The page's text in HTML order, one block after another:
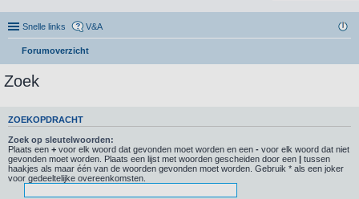
Snelle links V&A
Forumoverzicht
Zoek
ZOEKOPDRACHT
Zoek op sleutelwoorden:
Plaats een + voor elk woord dat gevonden moet worden en een - voor elk woord dat niet
gevonden moet worden. Plaats een lijst met woorden gescheiden door een | tussen
haakjes als maar één van de woorden gevonden moet worden. Gebruik * als een joker
voor gedeeltelijke overeenkomsten.